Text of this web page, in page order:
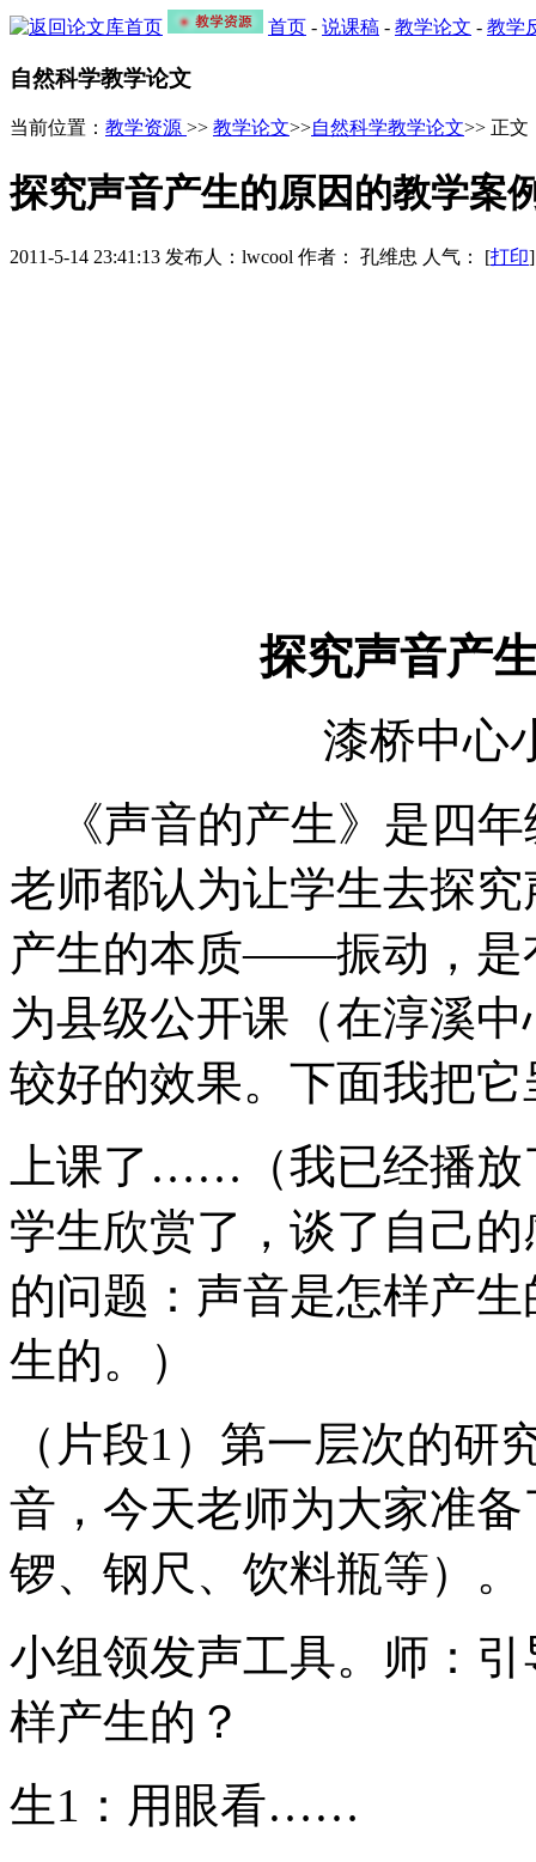
首页 - 说课稿 - 教学论文 - 教学
自然科学教学论文
当前位置： 教学资源 >> 教学论文>>自然科学教学论文>> 正文
探究声音产生的原因的教学案
2011-5-14 23:41:13 发布人：lwcool 作者： 孔维忠 人气： [打印
探究声音产
漆桥中
《声音的产生》是四年
老师都认为让学生去探
产生的本质——振动，是
为县级公开课（在淳溪
较好的效果。下面我把
上课了……（我已经播放
学生欣赏了，谈了自己
的问题：声音是怎样产
生的。）
（片段1）第一层次的
音，今天老师为大家准
锣、钢尺、饮料瓶等）。
小组领发声工具。师：
样产生的？
生1：用眼看……